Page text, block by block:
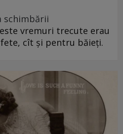
schimbării
vremuri trecute erau
cît și pentru băieți.